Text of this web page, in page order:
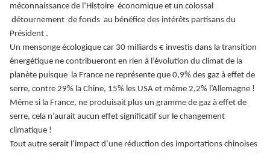
méconnaissance de l’Histoire économique et un colossal
détournement de fonds au bénéfice des intérêts partisans du
Président .
Un mensonge écologique car 30 milliards € investis dans la transition
énergétique ne contribueront en rien à l’évolution du climat de la
planète puisque la France ne représente que 0,9% des gaz à effet de
serre, contre 29% la Chine, 15% les USA et même 2,2% l’Allemagne !
Même si la France, ne produisait plus un gramme de gaz à effet de
serre, cela n’aurait aucun effet significatif sur le changement
climatique !
Tout autre serait l’impact d’une réduction des importations chinoises